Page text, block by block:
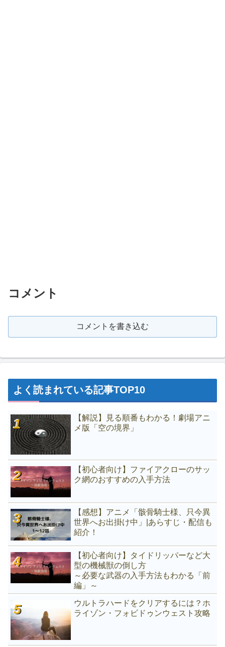
コメント
コメントを書き込む
よく読まれている記事TOP10
【解説】見る順番もわかる！劇場アニ
メ版「空の境界」
【初心者向け】ファイアクローのサッ
ク網のおすすめの入手方法
【感想】アニメ「骸骨騎士様、只今異
世界へお出掛け中」|あらすじ・配信も
紹介！
【初心者向け】タイドリッパーなど大
型の機械獣の倒し方
～必要な武器の入手方法もわかる「前
編」～
ウルトラハードをクリアするには？ホ
ライゾン・フォビドゥンウェスト攻略